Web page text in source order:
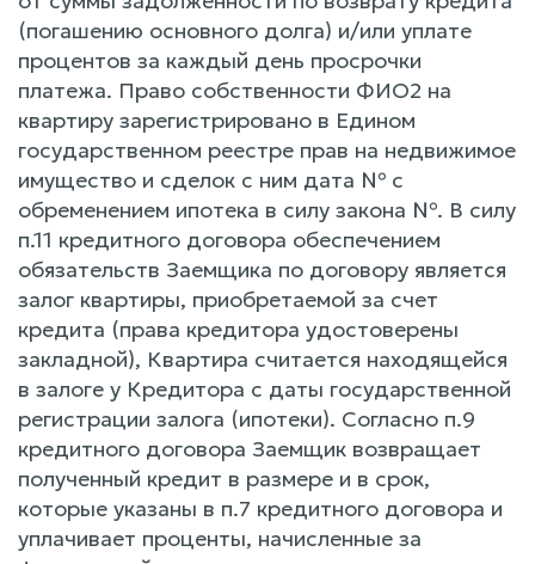
(погашению основного долга) и/или уплате
процентов за каждый день просрочки
платежа. Право собственности ФИО2 на
квартиру зарегистрировано в Едином
государственном реестре прав на недвижимое
имущество и сделок с ним дата № с
обременением ипотека в силу закона №. В силу
п.11 кредитного договора обеспечением
обязательств Заемщика по договору является
залог квартиры, приобретаемой за счет
кредита (права кредитора удостоверены
закладной), Квартира считается находящейся
в залоге у Кредитора с даты государственной
регистрации залога (ипотеки). Согласно п.9
кредитного договора Заемщик возвращает
полученный кредит в размере и в срок,
которые указаны в п.7 кредитного договора и
уплачивает проценты, начисленные за